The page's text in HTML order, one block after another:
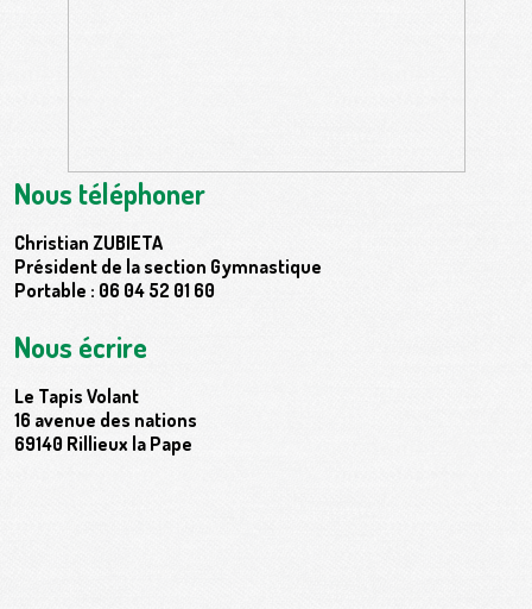
Nous téléphoner
Christian ZUBIETA
Président de la section Gymnastique
Portable : 06 04 52 01 60
Nous écrire
Le Tapis Volant
16 avenue des nations
69140 Rillieux la Pape